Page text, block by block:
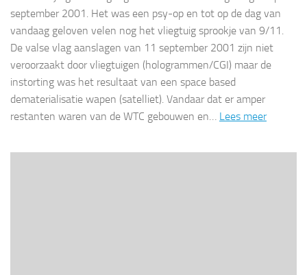
september 2001. Het was een psy-op en tot op de dag van
vandaag geloven velen nog het vliegtuig sprookje van 9/11.
De valse vlag aanslagen van 11 september 2001 zijn niet
veroorzaakt door vliegtuigen (hologrammen/CGI) maar de
instorting was het resultaat van een space based
dematerialisatie wapen (satelliet). Vandaar dat er amper
restanten waren van de WTC gebouwen en… Lees meer